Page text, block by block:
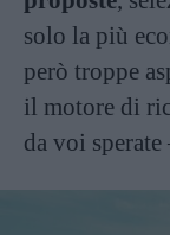
solo la più
però troppe
il motore di
da voi